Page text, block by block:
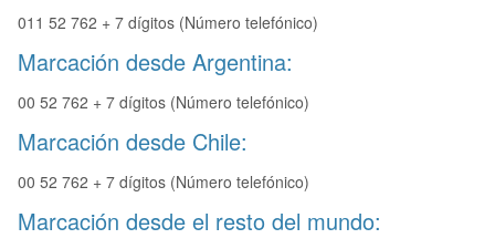
011 52 762 + 7 dígitos (Número telefónico)
Marcación desde Argentina:
00 52 762 + 7 dígitos (Número telefónico)
Marcación desde Chile:
00 52 762 + 7 dígitos (Número telefónico)
Marcación desde el resto del mundo: